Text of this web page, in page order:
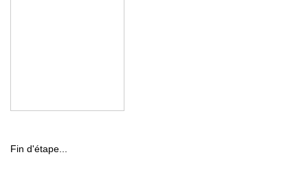
Fin d'étape...